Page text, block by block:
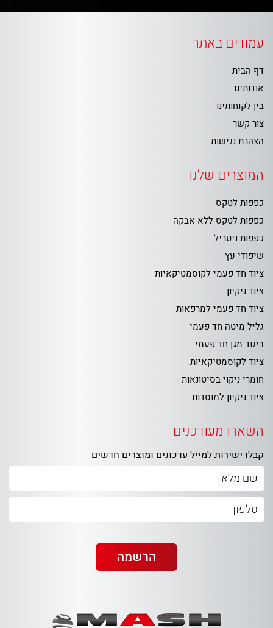
עמודים באתר
דף הבית
אודותינו
בין לקוחותינו
צור קשר
הצהרת נגישות
המוצרים שלנו
כפפות לטקס
כפפות לטקס ללא אבקה
כפפות ניטריל
שיפודי עץ
ציוד חד פעמי לקוסמטיקאיות
ציוד ניקיון
ציוד חד פעמי למרפאות
גליל מיטה חד פעמי
ביגוד מגן חד פעמי
ציוד לקוסמטיקאיות
חומרי ניקוי בסיטונאות
ציוד ניקיון למוסדות
השארו מעודכנים
קבלו ישירות למייל עדכונים ומוצרים חדשים